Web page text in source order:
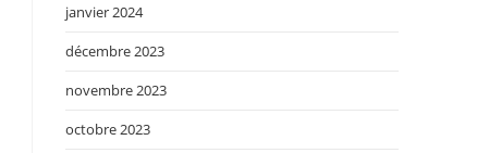
janvier 2024
décembre 2023
novembre 2023
octobre 2023